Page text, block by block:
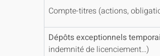
Compte-titres (actions,
Dépôts exceptionnels
indemnité de licenciement…)